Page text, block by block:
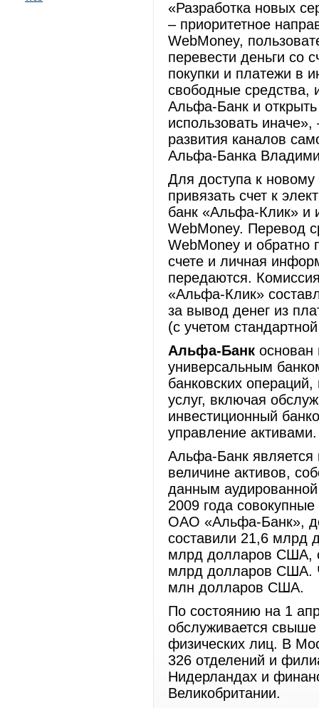
«Разработка новых
– приоритетное
WebMoney,
перевести деньги со
покупки и платежи в
свободные средства,
Альфа-Банк и открыть
использовать
развития каналов
Альфа-Банка
Для доступа к
привязать счет к
банк «Альфа-Клик» и
WebMoney. Перевод
WebMoney и обратно
счете и личная
передаются.
«Альфа-Клик»
за вывод денег из
(с учетом
Альфа-Банк основан
универсальным
банковских
услуг, включая
инвестиционный
управление активами.
Альфа-Банк
величине активов,
данным
2009 года
ОАО «Альфа-Банк»,
составили 21,6 млрд
млрд долларов США,
млрд долларов США.
млн долларов США.
По состоянию на 1
обслуживается
физических лиц. В
326 отделений и
Нидерландах и
Великобритании.